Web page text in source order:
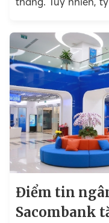
Điểm tin
Sacombank